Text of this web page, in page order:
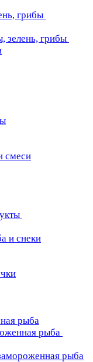
грибы
зелень, грибы
смеси
и снеки
рыба
рыба
рыба